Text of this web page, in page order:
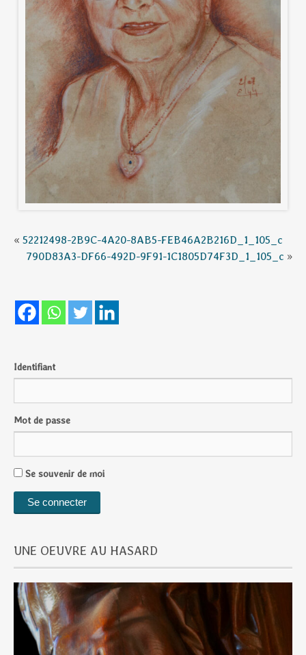
« 52212498-2B9C-4A20-8AB5-FEB46A2B216D_1_105_c
790D83A3-DF66-492D-9F91-1C1805D74F3D_1_105_c »
Identifiant
Mot de passe
Se souvenir de moi
UNE OEUVRE AU HASARD